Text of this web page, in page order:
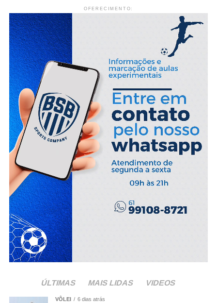
OFERECIMENTO:
ÚLTIMAS MAIS LIDAS VIDEOS
VÔLEI 6 dias atrás